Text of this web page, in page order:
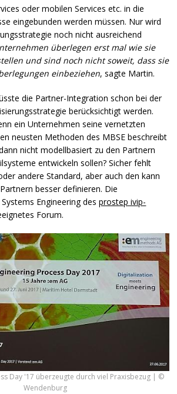
oder mobilen Services etc. in die
eingebunden werden müssen. Nur wird
noch nicht ausreichend
überlegen erst mal wie sie
und sind noch nicht soweit, dass sie
einbeziehen, sagte Martin.
die Partner-Integration schon bei der
berücksichtigt werden.
ein Unternehmen seine vernetzten
neusten Methoden des MBSE beschreibt
nicht modellbasiert zu den Partnern
entwickeln sollen? Sicher fehlt
andere Standard, aber auch den kann
besser definieren. Die
Engineering desprostep ivip-
Forum.
Day '17 überzeugte durch viel Praxisbezug | ©
Wendenburg